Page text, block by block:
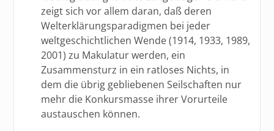
zeigt sich vor allem daran, daß deren
Welterklärungsparadigmen bei jeder
weltgeschichtlichen Wende (1914, 1933, 1989,
2001) zu Makulatur werden, ein
Zusammensturz in ein ratloses Nichts, in
dem die übrig gebliebenen Seilschaften nur
mehr die Konkursmasse ihrer Vorurteile
austauschen können.